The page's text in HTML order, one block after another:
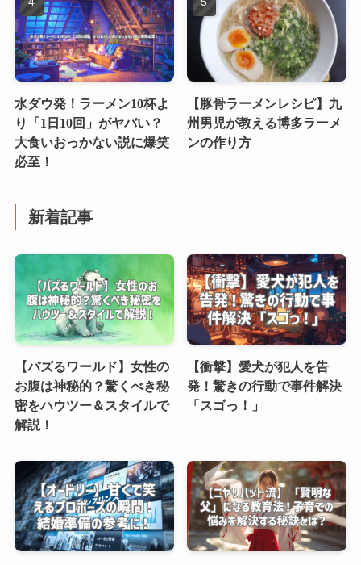
水ダウ発！ラーメン10杯よ
り「1日10回」がヤバい？
大食いおっかない説に爆笑
必至！
【豚骨ラーメンレシピ】九
州男児が教える博多ラーメ
ンの作り方
新着記事
【バズるワールド】女性の
お腹は神秘的？驚くべき秘
密をハウツー＆スタイルで
解説！
【衝撃】愛犬が犯人を告
発！驚きの行動で事件解決
「スゴっ！」